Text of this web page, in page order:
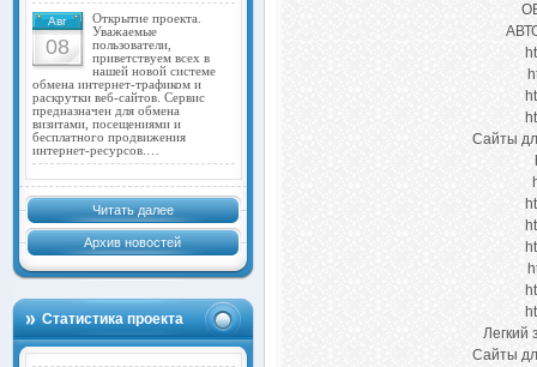
Авг
08
Открытие проекта.
Уважаемые
пользователи,
приветствуем всех в
нашей новой системе
обмена интернет-трафиком и
раскрутки веб-сайтов. Сервис
предназначен для обмена
визитами, посещениями и
бесплатного продвижения
интернет-ресурсов.…
Читать далее
Архив новостей
Статистика проекта
Сайты
Легкий
Сайты